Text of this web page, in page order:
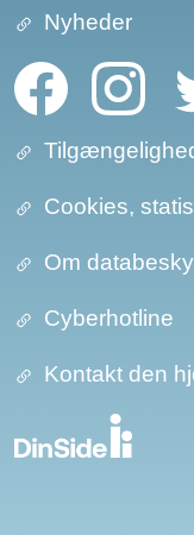
Nyheder
Cookies,
Om
Cyberhotline
Kontakt den